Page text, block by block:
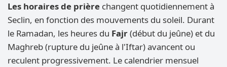
Les horaires de prière changent quotidiennement à
Seclin, en fonction des mouvements du soleil. Durant
le Ramadan, les heures du Fajr(début du jeûne) et du
Maghreb (rupture du jeûne à l'Iftar) avancent ou
reculent progressivement. Le calendrier mensuel